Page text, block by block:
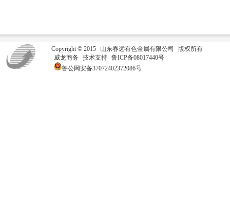
Copyright © 2015 山东春远有色金属有限公司
版权所有
威龙商务
技术支持 鲁ICP备08017440号
鲁公网安备37072402372086号